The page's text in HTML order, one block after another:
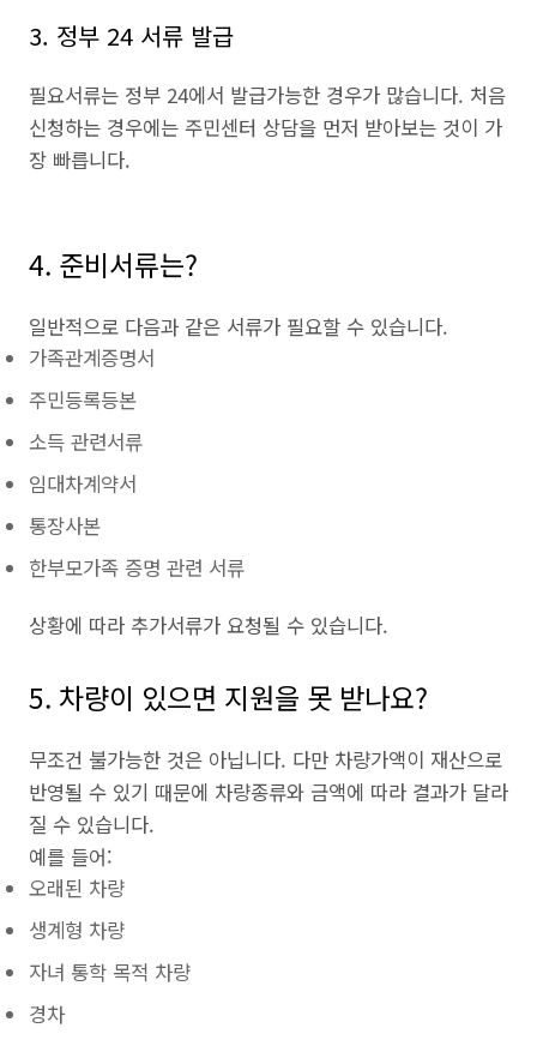
3. 정부 24 서류 발급
필요서류는 정부 24에서 발급가능한 경우가 많습니다. 처음
신청하는 경우에는 주민센터 상담을 먼저 받아보는 것이 가
장 빠릅니다.
4. 준비서류는?
일반적으로 다음과 같은 서류가 필요할 수 있습니다.
가족관계증명서
주민등록등본
소득 관련서류
임대차계약서
통장사본
한부모가족 증명 관련 서류
상황에 따라 추가서류가 요청될 수 있습니다.
5. 차량이 있으면 지원을 못 받나요?
무조건 불가능한 것은 아닙니다. 다만 차량가액이 재산으로
반영될 수 있기 때문에 차량종류와 금액에 따라 결과가 달라
질 수 있습니다.
예를 들어:
오래된 차량
생계형 차량
자녀 통학 목적 차량
경차